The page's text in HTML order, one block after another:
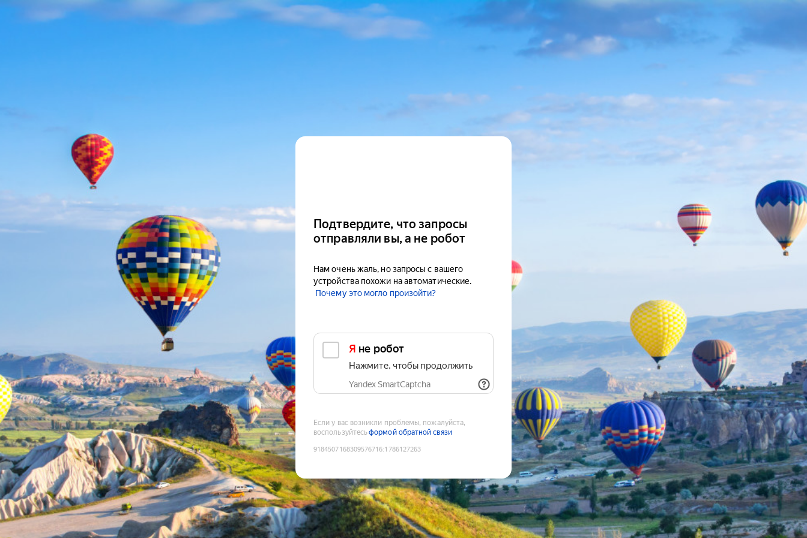
Подтвердите, что запросы
отправляли вы, а не робот
Нам очень жаль, но запросы с вашего
устройства похожи на автоматические.
Почему это могло произойти?
Я не робот
Нажмите, чтобы продолжить
Yandex SmartCaptcha
Если у вас возникли проблемы, пожалуйста,
воспользуйтесьформой обратной связи
9184507168309576716:1786127263